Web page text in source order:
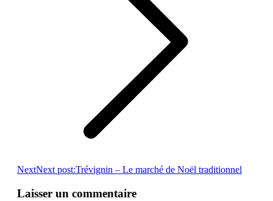
NextNext post:Trévignin – Le marché de Noël traditionnel
Laisser un commentaire